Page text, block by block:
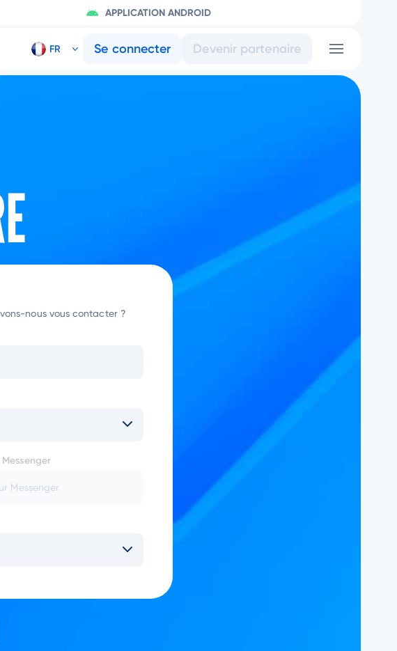
APPLICATION ANDROID
Se connecter Devenir partenaire
nous vous contacter ?